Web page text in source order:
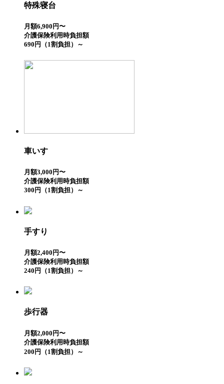
特殊寝台
月額6,900円〜
介護保険利用時負担額
690円（1割負担）～
車いす
月額3,000円〜
介護保険利用時負担額
300円（1割負担）～
手すり
月額2,400円〜
介護保険利用時負担額
240円（1割負担）～
歩行器
月額2,000円〜
介護保険利用時負担額
200円（1割負担）～